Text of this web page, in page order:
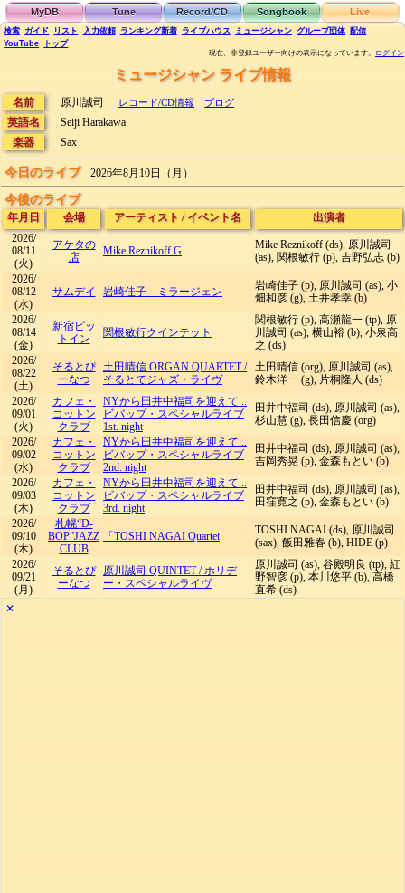
MyDB Tune Record/CD Songbook Live
検索 ガイド リスト 入力依頼 ランキング新着 ライブハウス ミュージシャン グループ団体 配信
YouTube
トップ
現在、非登録ユーザー向けの表示になっています。 ログイン
ミュージシャン ライブ情報
名前 原川誠司 レコード/CD情報 ブログ
英語名
Seiji Harakawa
楽器
Sax
今日のライブ 2026年8月10日（月）
今後のライブ
年月日 会場 アーティスト / イベント名
出演者
2026/
08/11
(火)
アケタの
店
Mike Reznikoff G
Mike Reznikoff (ds), 原川誠司
(as), 関根敏行 (p), 吉野弘志 (b)
2026/
08/12
(水)
サムデイ 岩崎佳子 ミラージェン
岩崎佳子 (p), 原川誠司 (as), 小
畑和彦 (g), 土井孝幸 (b)
2026/
08/14
(金)
新宿ピッ
トイン
関根敏行クインテット
関根敏行 (p), 高瀬龍一 (tp), 原
川誠司 (as), 横山裕 (b), 小泉高
之 (ds)
2026/
08/22
(土)
そるとぴ
ーなつ
土田晴信 ORGAN QUARTET/
そるとでジャズ・ライヴ
土田晴信 (org), 原川誠司 (as),
鈴木洋一 (g), 片桐隆人 (ds)
2026/
09/01
(火)
カフェ・
コットン
クラブ
NYから田井中福司を迎えて...
ビバップ・スペシャルライブ
1st. night
田井中福司 (ds), 原川誠司 (as),
杉山慧 (g), 長田信慶 (org)
2026/
09/02
(水)
カフェ・
コットン
クラブ
NYから田井中福司を迎えて...
ビバップ・スペシャルライブ
2nd. night
田井中福司 (ds), 原川誠司 (as),
吉岡秀晃 (p), 金森もとい (b)
2026/
09/03
(木)
カフェ・
コットン
クラブ
NYから田井中福司を迎えて...
ビバップ・スペシャルライブ
3rd. night
田井中福司 (ds), 原川誠司 (as),
田窪寛之 (p), 金森もとい (b)
2026/
09/10
(木)
札幌“D-
BOP”JAZZ
CLUB
「TOSHI NAGAI Quartet
TOSHI NAGAI (ds), 原川誠司
(sax), 飯田雅春 (b), HIDE (p)
2026/
09/21
(月)
そるとぴ
ーなつ
原川誠司 QUINTET/ホリデ
ー・スペシャルライヴ
原川誠司 (as), 谷殿明良 (tp), 紅
野智彦 (p), 本川悠平 (b), 高橋
直希 (ds)
✕